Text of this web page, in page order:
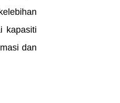
kapasiti
dan